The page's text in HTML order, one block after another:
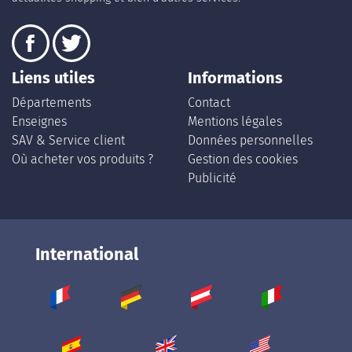
Liens utiles
Départements
Enseignes
SAV & Service client
Où acheter vos produits ?
Informations
Contact
Mentions légales
Données personnelles
Gestion des cookies
Publicité
International